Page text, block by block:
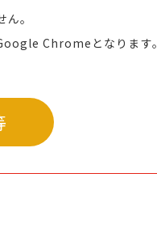
。
Chromeとなります。